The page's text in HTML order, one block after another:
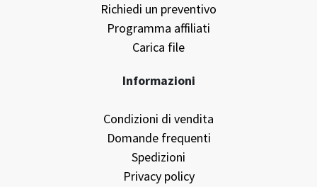
Richiedi un preventivo
Programma affiliati
Carica file
Informazioni
Condizioni di vendita
Domande frequenti
Spedizioni
Privacy policy